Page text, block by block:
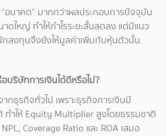
“อนาคต” มากกว่าผลประกอบการปัจจุบัน
ดใหญ่ ทำให้กำไรระยะสั้นลดลง แต่มีแนว
กลงทุนจึงยังให้มูลค่าเพิ่มกับหุ้นตัวนั้น
บริษัทการเงินได้ดีหรือไม่?
กธุรกิจทั่วไป เพราะธุรกิจการเงินมี
ทำให้ Equity Multiplier สูงโดยธรรมชาติ
Coverage Ratio และ ROA เสมอ